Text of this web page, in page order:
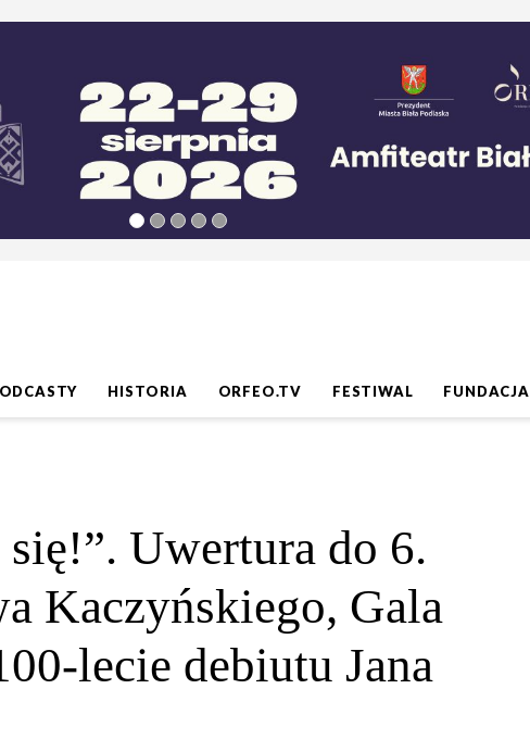
HISTORIA ORFEO.TV FESTIWAL FUNDACJA
Uwertura do 6.
Kaczyńskiego, Gala
lecie debiutu Jana